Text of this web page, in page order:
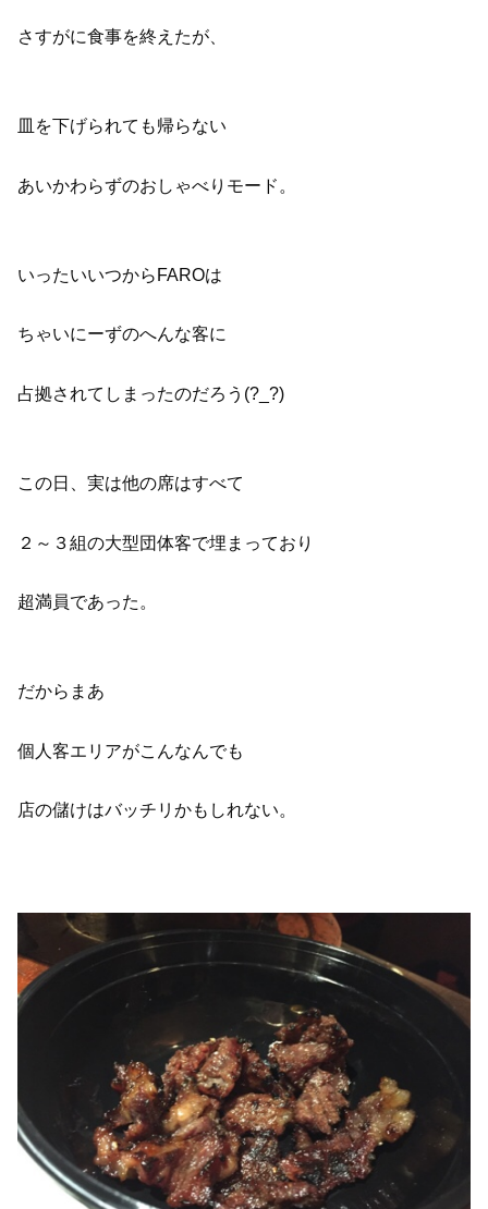
さすがに食事を終えたが、
皿を下げられても帰らない
あいかわらずのおしゃべりモード。
いったいいつからFAROは
ちゃいにーずのへんな客に
占拠されてしまったのだろう(?_?)
この日、実は他の席はすべて
２～３組の大型団体客で埋まっており
超満員であった。
だからまあ
個人客エリアがこんなんでも
店の儲けはバッチリかもしれない。